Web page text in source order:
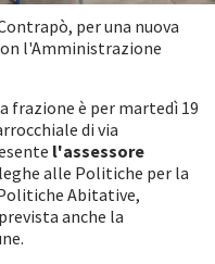
per una nuova
l'Amministrazione
frazione è per martedì 19
di via
l'assessore
alle Politiche per la
Abitative,
anche la